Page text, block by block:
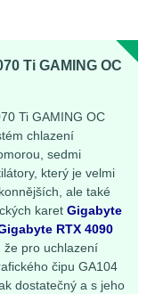
Ti GAMING OC
Ti GAMING OC
chlazení
sedmi
který je velmi
ale také
karet Gigabyte
RTX 4090
že pro uchlazení
čipu GA104
dostatečný a s jeho